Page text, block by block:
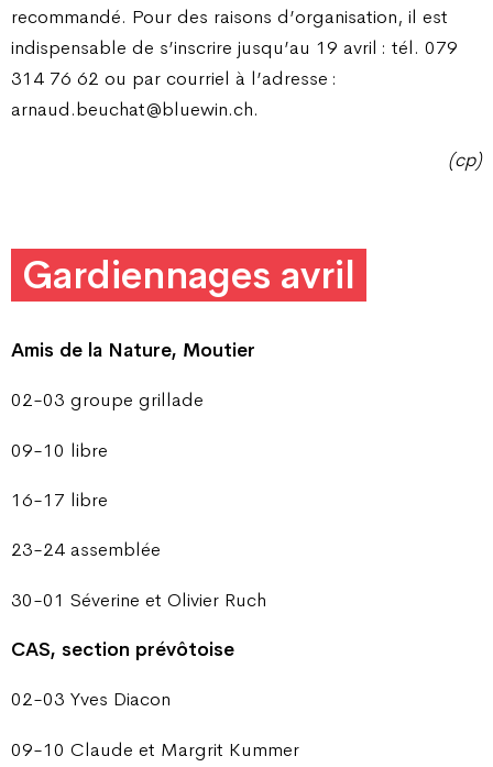
recommandé. Pour des raisons d’organisation, il est
indispensable de s’inscrire jusqu’au 19 avril : tél. 079
314 76 62 ou par courriel à l’adresse :
arnaud.beuchat@bluewin.ch.
(cp)
Gardiennages avril
Amis de la Nature, Moutier
02-03 groupe grillade
09-10 libre
16-17 libre
23-24 assemblée
30-01 Séverine et Olivier Ruch
CAS, section prévôtoise
02-03 Yves Diacon
09-10 Claude et Margrit Kummer